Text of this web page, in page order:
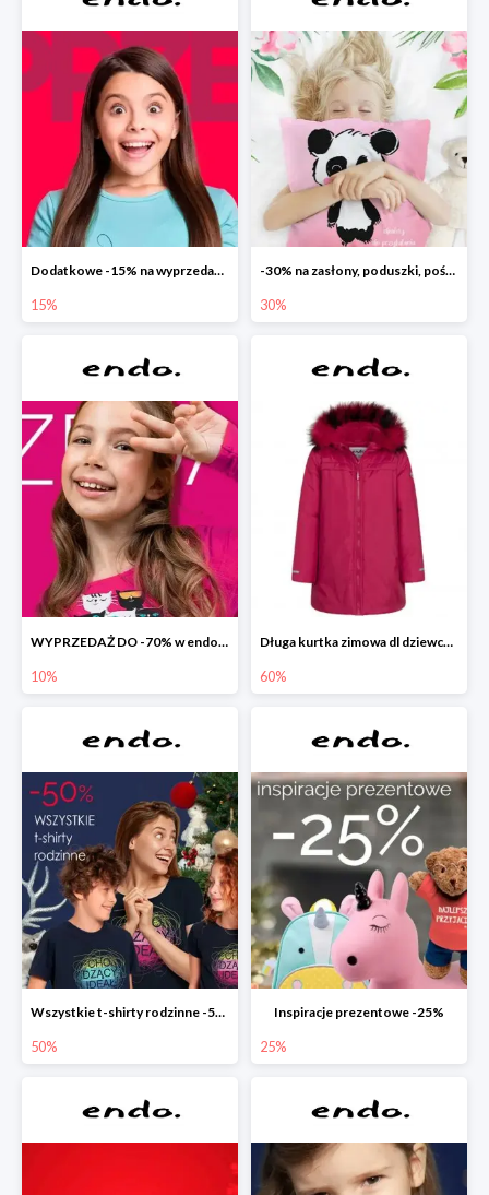
Dodatkowe -15% na wyprzedaż do -70%
15%
-30% na zasłony, poduszki, pościele dla dzieci
30%
WYPRZEDAŻ DO -70% w endo.pl
10%
Długa kurtka zimowa dl dziewczynki
60%
Wszystkie t-shirty rodzinne -50%
50%
Inspiracje prezentowe -25%
25%